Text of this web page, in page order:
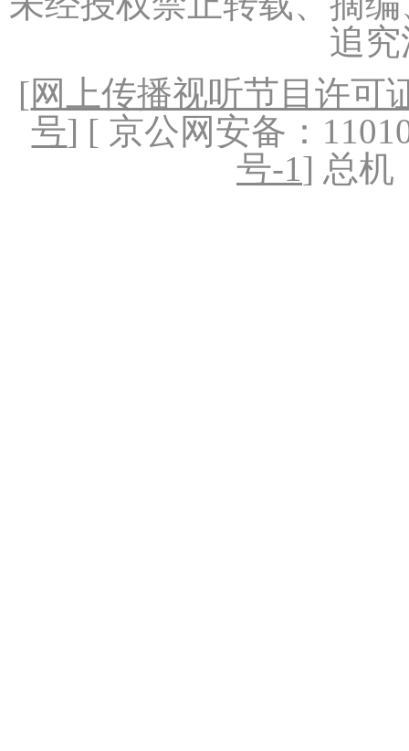
追
[网上传播视听节目许可
号] [ 京公网安备：
号-1] 总机